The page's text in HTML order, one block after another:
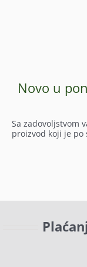
Novo u
Sa zadovoljstvom
proizvod koji je